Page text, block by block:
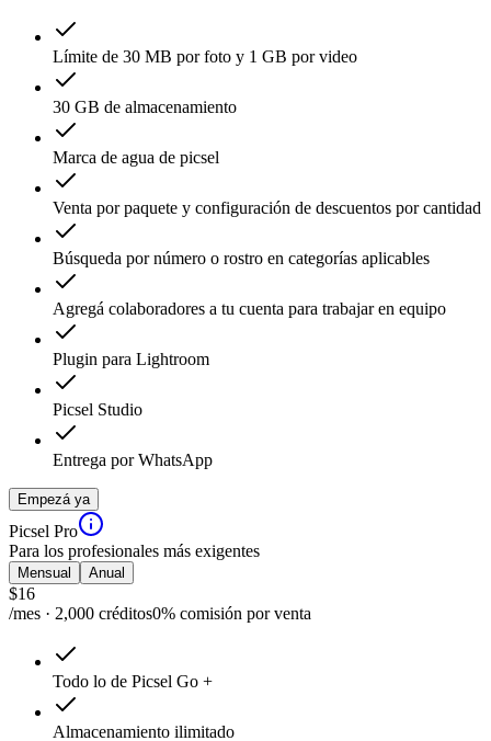
Límite de 30 MB por foto y 1 GB por video
30 GB de almacenamiento
Marca de agua de picsel
Venta por paquete y configuración de descuentos por cantidad
Búsqueda por número o rostro en categorías aplicables
Agregá colaboradores a tu cuenta para trabajar en equipo
Plugin para Lightroom
Picsel Studio
Entrega por WhatsApp
Empezá ya
Picsel Pro
Para los profesionales más exigentes
Mensual Anual
$16
/mes · 2,000 créditos0% comisión por venta
Todo lo de Picsel Go +
Almacenamiento ilimitado